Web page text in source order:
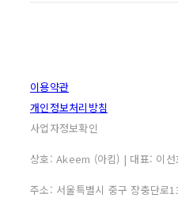
이용약관
개인정보처리방침
사업자정보확인
상호: Akeem (아킴) | 대표: 이
주소: 서울특별시 중구 장충단로